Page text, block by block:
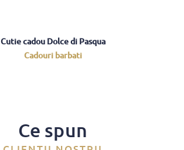
Cutie cadou Dolce di Pasqua
Cadouri barbati
Ce spun